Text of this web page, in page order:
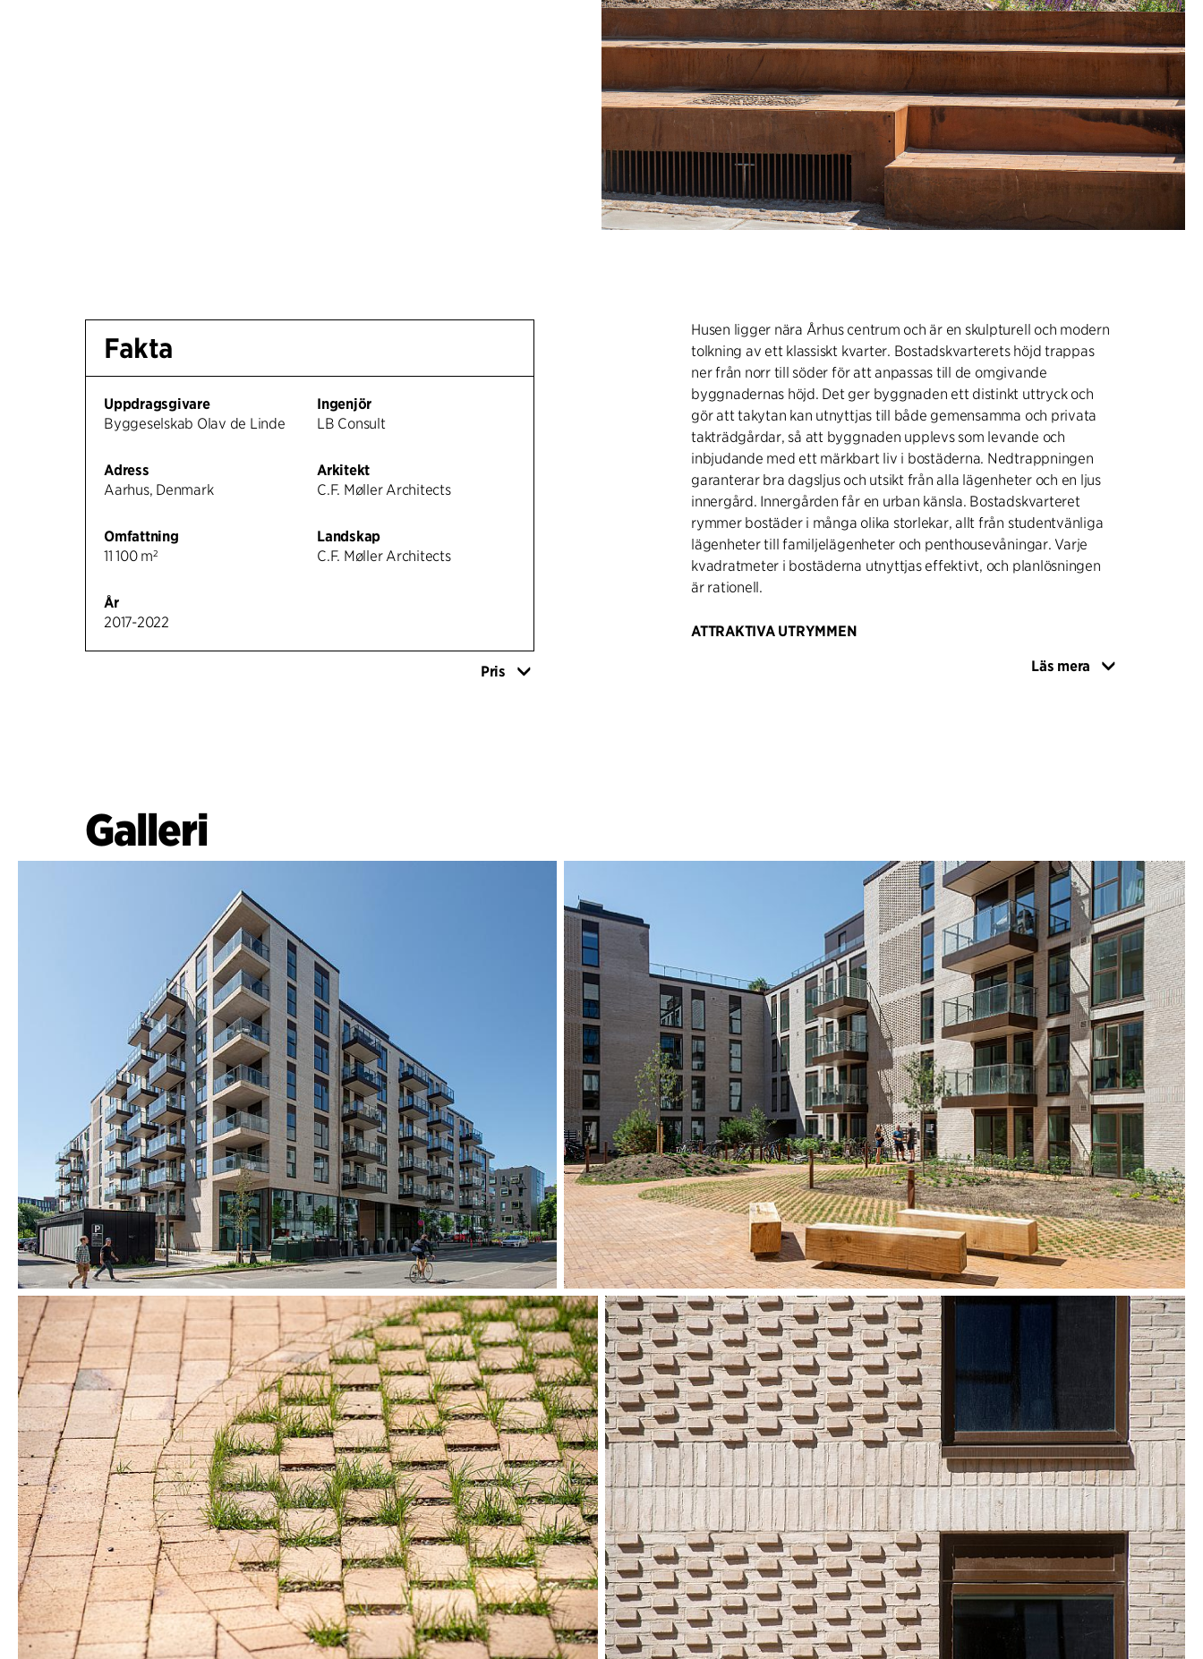
Fakta
Uppdragsgivare
Byggeselskab Olav de Linde
Adress
Aarhus, Denmark
Omfattning
11 100 m²
År
2017-2022
Ingenjör
LB Consult
Arkitekt
C.F. Møller Architects
Landskap
C.F. Møller Architects
Pris
Husen ligger nära Århus centrum och är en skulpturell och modern
tolkning av ett klassiskt kvarter. Bostadskvarterets höjd trappas
ner från norr till söder för att anpassas till de omgivande
byggnadernas höjd. Det ger byggnaden ett distinkt uttryck och
gör att takytan kan utnyttjas till både gemensamma och privata
takträdgårdar, så att byggnaden upplevs som levande och
inbjudande med ett märkbart liv i bostäderna. Nedtrappningen
garanterar bra dagsljus och utsikt från alla lägenheter och en ljus
innergård. Innergården får en urban känsla. Bostadskvarteret
rymmer bostäder i många olika storlekar, allt från studentvänliga
lägenheter till familjelägenheter och penthousevåningar. Varje
kvadratmeter i bostäderna utnyttjas effektivt, och planlösningen
är rationell.
ATTRAKTIVA UTRYMMEN
Alla lägenheter har tillgång till uteplatser med många olika typer
är omvänt, vilket ger ett skulpturellt intryck och framhäver
byggnadens geometri. I husens bottenvåning finns butikslokaler
som bidrar till att skapa liv i kvarteret.
Läs mera
Galleri